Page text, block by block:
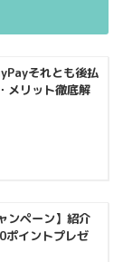
それとも後払
メリット徹底解
ンペーン】紹介
イントプレゼ